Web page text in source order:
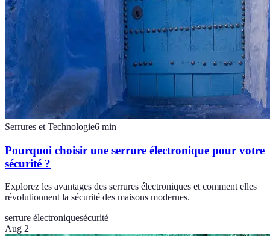
Serrures et Technologie6 min
Pourquoi choisir une serrure électronique pour votre
sécurité ?
Explorez les avantages des serrures électroniques et comment elles
révolutionnent la sécurité des maisons modernes.
serrure électroniquesécurité
Aug 2